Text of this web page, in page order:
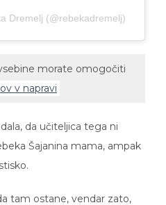
Dremelj (@rebekadremelj)
morate omogočiti
v napravi
da učiteljica tega ni
Šajanina mama, ampak
tam ostane, vendar zato,